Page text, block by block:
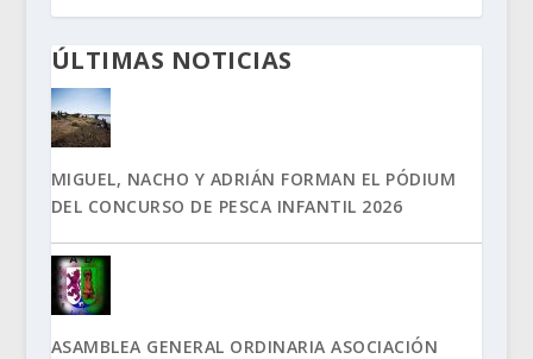
ÚLTIMAS NOTICIAS
MIGUEL, NACHO Y ADRIÁN FORMAN EL PÓDIUM
DEL CONCURSO DE PESCA INFANTIL 2026
ASAMBLEA GENERAL ORDINARIA ASOCIACIÓN